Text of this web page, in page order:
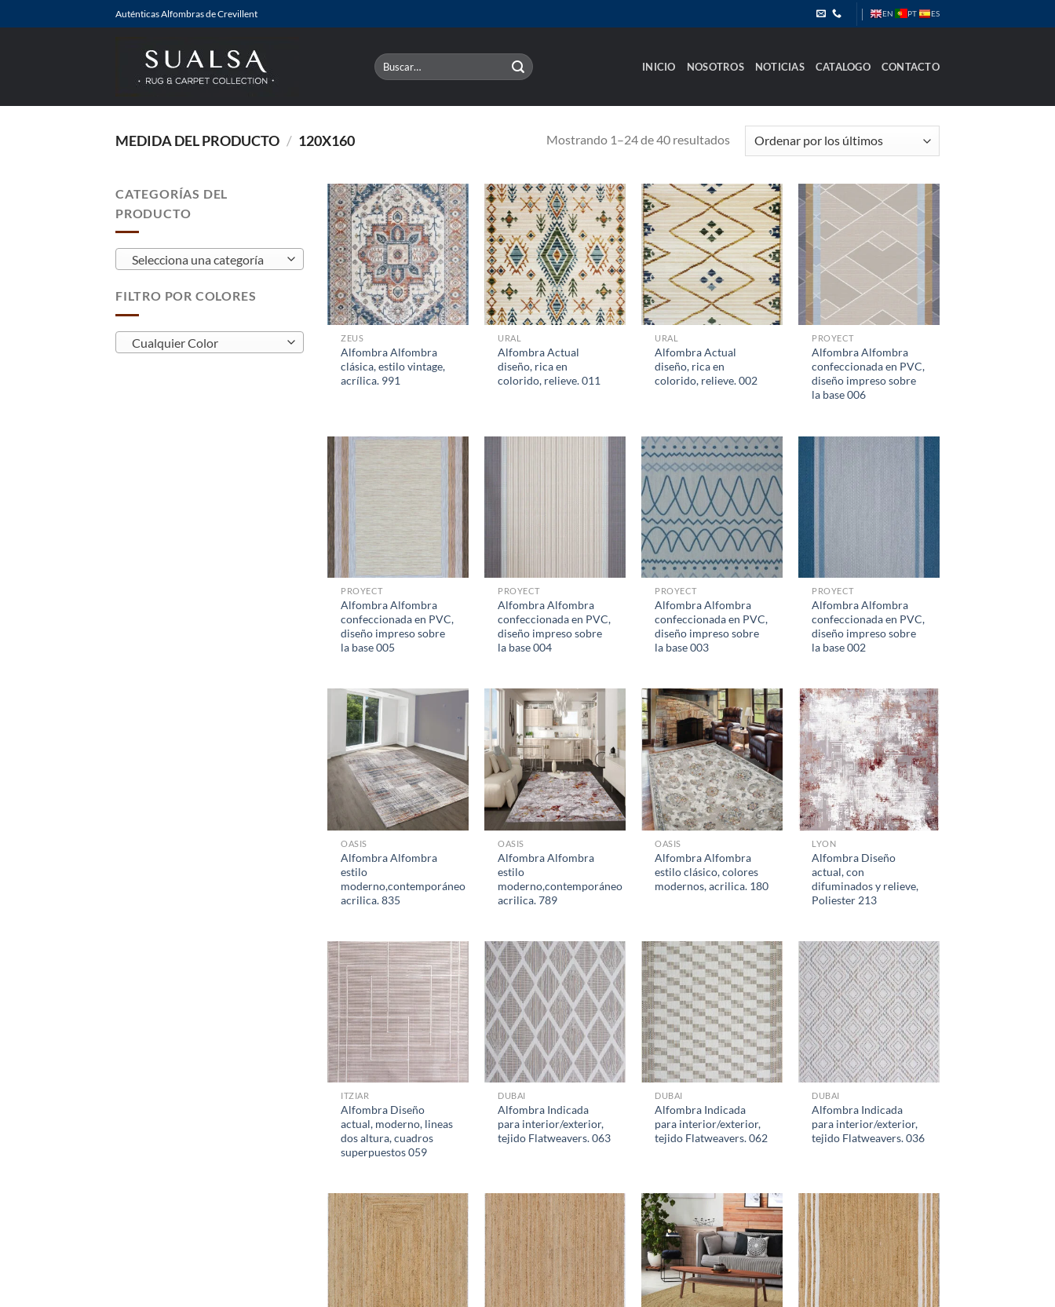
al
Auténticas Alfombras de Crevillent EN PT ES
Buscar
por:
INICIO NOSOTROS NOTICIAS CATALOGO CONTACTO
MEDIDA DEL PRODUCTO / 120X160 Mostrando 1–24 de 40 resultadosOrdenado
por
últimos
CATEGORÍAS DEL
PRODUCTO
Selecciona una categoría
FILTRO POR COLORES
Cualquier Color ZEUS
Alfombra Alfombra
clásica, estilo vintage,
acrílica. 991
URAL
Alfombra Actual
diseño, rica en
colorido, relieve. 011
URAL
Alfombra Actual
diseño, rica en
colorido, relieve. 002
PROYECT
Alfombra Alfombra
confeccionada en PVC,
diseño impreso sobre
la base 006
PROYECT
Alfombra Alfombra
confeccionada en PVC,
diseño impreso sobre
la base 005
PROYECT
Alfombra Alfombra
confeccionada en PVC,
diseño impreso sobre
la base 004
PROYECT
Alfombra Alfombra
confeccionada en PVC,
diseño impreso sobre
la base 003
PROYECT
Alfombra Alfombra
confeccionada en PVC,
diseño impreso sobre
la base 002
OASIS
Alfombra Alfombra
estilo
moderno,contemporáneo
acrilica. 835
OASIS
Alfombra Alfombra
estilo
moderno,contemporáneo
acrilica. 789
OASIS
Alfombra Alfombra
estilo clásico, colores
modernos, acrilica. 180
LYON
Alfombra Diseño
actual, con
difuminados y relieve,
Poliester 213
ITZIAR
Alfombra Diseño
actual, moderno, lineas
dos altura, cuadros
superpuestos 059
DUBAI
Alfombra Indicada
para interior/exterior,
tejido Flatweavers. 063
DUBAI
Alfombra Indicada
para interior/exterior,
tejido Flatweavers. 062
DUBAI
Alfombra Indicada
para interior/exterior,
tejido Flatweavers. 036